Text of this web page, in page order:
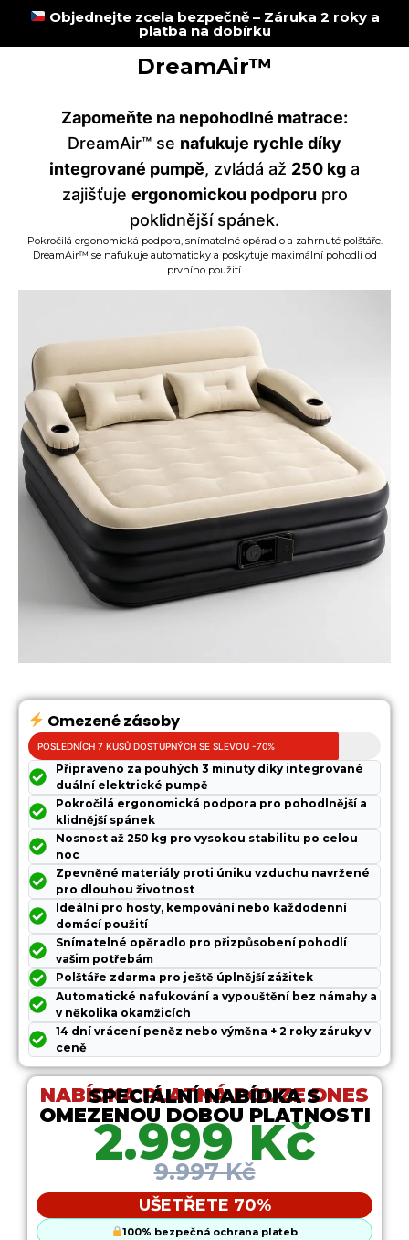
Objednejte zcela bezpečně – Záruka 2 roky a
platba na dobírku
DreamAir™
Zapomeňte na nepohodlné matrace:
DreamAir™ se nafukuje rychle díky
integrované pumpě, zvládá až 250 kg a
zajišťuje ergonomickou podporu pro
poklidnější spánek.
Pokročilá ergonomická podpora, snímatelné opěradlo a zahrnuté polštáře.
DreamAir™ se nafukuje automaticky a poskytuje maximální pohodlí od
prvního použití.
Omezené zásoby
POSLEDNÍCH 7 KUSŮ DOSTUPNÝCH SE SLEVOU -70%
Připraveno za pouhých 3 minuty díky integrované
duální elektrické pumpě
Pokročilá ergonomická podpora pro pohodlnější a
klidnější spánek
Nosnost až 250 kg pro vysokou stabilitu po celou
noc
Zpevněné materiály proti úniku vzduchu navržené
pro dlouhou životnost
Ideální pro hosty, kempování nebo každodenní
domácí použití
Snímatelné opěradlo pro přizpůsobení pohodlí
vašim potřebám
Polštáře zdarma pro ještě úplnější zážitek
Automatické nafukování a vypouštění bez námahy a
v několika okamžicích
14 dní vrácení peněz nebo výměna + 2 roky záruky v
ceně
NABÍDKA PLATNÁ POUZE DNES
SPECIÁLNÍ NABÍDKA S
OMEZENOU DOBOU PLATNOSTI
2.999 Kč
9.997 Kč
UŠETŘETE 70%
100% bezpečná ochrana plateb